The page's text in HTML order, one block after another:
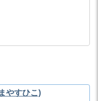
やすひこ)